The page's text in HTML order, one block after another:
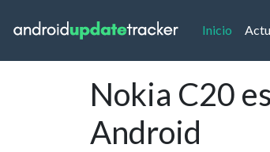
Inicio
Nokia C20
Android